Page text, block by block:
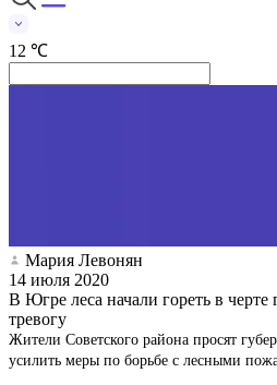
12 ℃
Мария Левонян
14 июля 2020
В Югре леса начали гореть в
тревогу
Жители Советского района просят
усилить меры по борьбе с лесными